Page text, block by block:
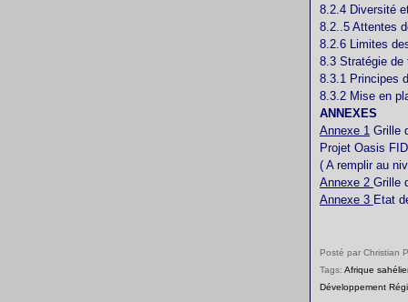
8.2.4 Diversité
8.2..5 Attentes
8.2.6 Limites
8.3 Stratégie
8.3.1 Principes
8.3.2 Mise en
ANNEXES
Annexe 1 Grille
Projet Oasis
( A remplir au
Annexe 2 Grille
Annexe 3 Etat
Posté par Christian
Tags: Afrique
Développement